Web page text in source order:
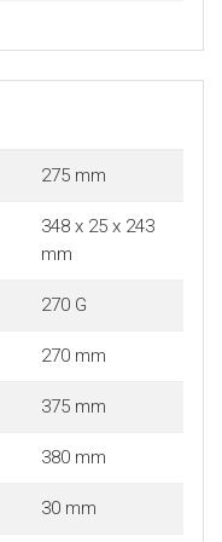
275 mm
348 x 25 x 243
mm
270 G
270 mm
375 mm
380 mm
30 mm